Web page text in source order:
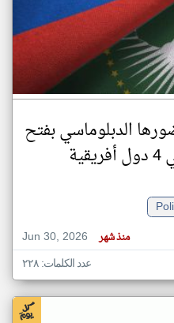
الدبلوماسي بفتح
Jun 30, 2026
منذ شهر
عدد الكلمات: ٢٢٨